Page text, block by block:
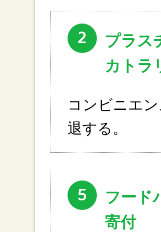
2
プラス
カトラ
コンビニエ
退する。
5
フード
寄付